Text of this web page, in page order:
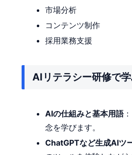
市場分析
コンテンツ制作
採用業務支援
AIリテラシー研修で
AIの仕組みと基本用語
念を学びます。
ChatGPTなど生成AIツ